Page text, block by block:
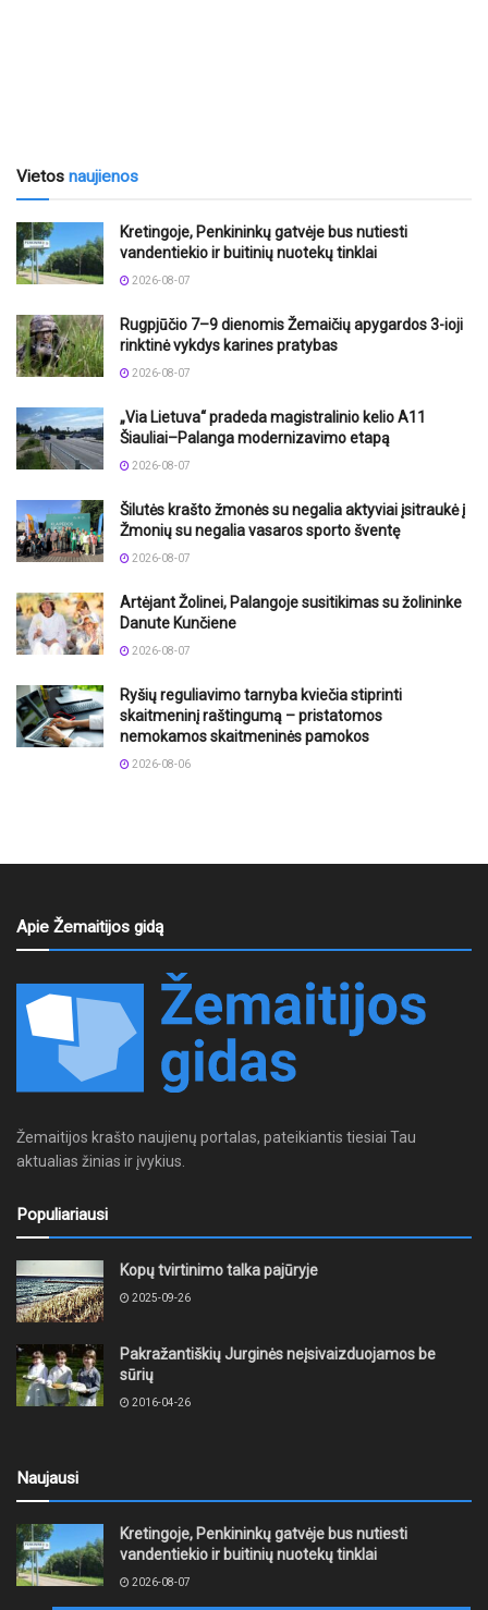
Vietos naujienos
Kretingoje, Penkininkų gatvėje bus nutiesti
vandentiekio ir buitinių nuotekų tinklai
2026-08-07
Rugpjūčio 7–9 dienomis Žemaičių apygardos 3-ioji
rinktinė vykdys karines pratybas
2026-08-07
„Via Lietuva“ pradeda magistralinio kelio A11
Šiauliai–Palanga modernizavimo etapą
2026-08-07
Šilutės krašto žmonės su negalia aktyviai įsitraukė į
Žmonių su negalia vasaros sporto šventę
2026-08-07
Artėjant Žolinei, Palangoje susitikimas su žolininke
Danute Kunčiene
2026-08-07
Ryšių reguliavimo tarnyba kviečia stiprinti
skaitmeninį raštingumą – pristatomos
nemokamos skaitmeninės pamokos
2026-08-06
Apie Žemaitijos gidą
Žemaitijos krašto naujienų portalas, pateikiantis tiesiai Tau
aktualias žinias ir įvykius.
Populiariausi
Kopų tvirtinimo talka pajūryje
2025-09-26
Pakražantiškių Jurginės neįsivaizduojamos be
sūrių
2016-04-26
Naujausi
Kretingoje, Penkininkų gatvėje bus nutiesti
vandentiekio ir buitinių nuotekų tinklai
2026-08-07